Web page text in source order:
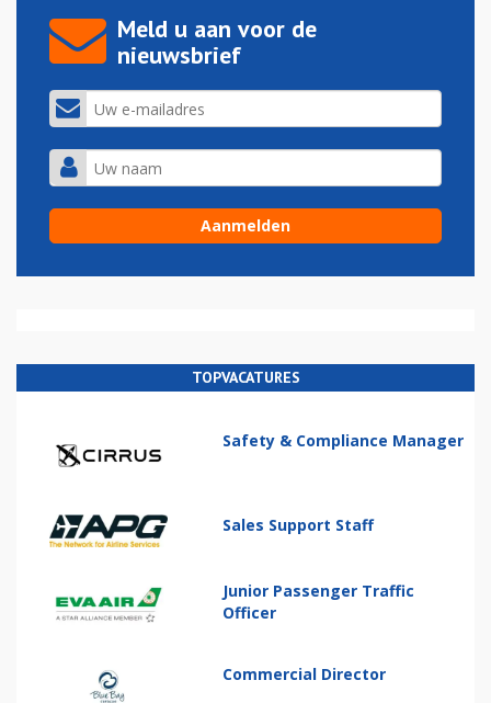
Meld u aan voor de
nieuwsbrief
TOPVACATURES
Safety & Compliance Manager
Sales Support Staff
Junior Passenger Traffic
Officer
Commercial Director